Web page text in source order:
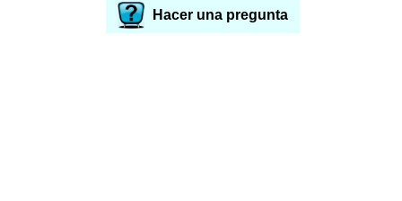
Hacer una pregunta